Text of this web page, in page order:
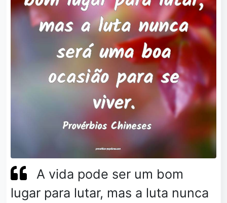
A vida pode ser um bom
lugar para lutar, mas a luta nunca